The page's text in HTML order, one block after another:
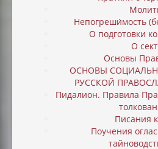
Непогреши́мость
О подготовки
О
Основы
ОСНОВЫ
РУССКОЙ
Пидалион. Правила
Писания
Поучения